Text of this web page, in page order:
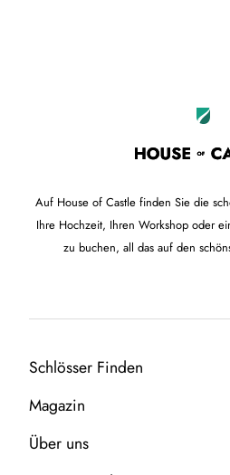
Auf House of Castle finden Sie die
Ihre Hochzeit, Ihren Workshop oder
zu buchen, all das auf den
Schlösser Finden
Magazin
Über uns